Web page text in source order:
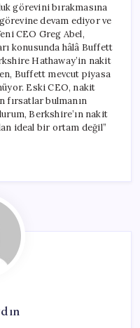
görevini bırakmasına
devam ediyor ve
CEO Greg Abel,
konusunda hâlâ Buffett
Hathaway’in nakit
Buffett mevcut piyasa
Eski CEO, nakit
fırsatlar bulmanın
Berkshire’ın nakit
ideal bir ortam değil”